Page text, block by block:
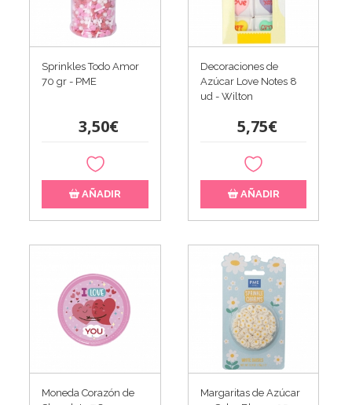
Sprinkles Todo Amor
70 gr - PME
3,50€
AÑADIR
Decoraciones de
Azúcar Love Notes 8
ud - Wilton
5,75€
AÑADIR
Moneda Corazón de
Margaritas de Azúcar